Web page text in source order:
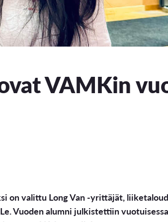
VAMKin
on valittu Long Van -yrittäjät,
Vuoden alumni julkistettiin vuotuisessa